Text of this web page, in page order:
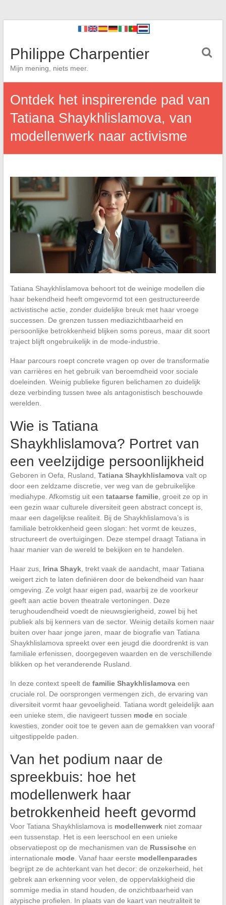
Philippe Charpentier
Mijn mening, niets meer.
Ontdek het inspirerende pad van
Tatiana Shaykhlislamova, van
modellenwerk naar activisme
Tatiana Shaykhlislamova behoort tot de weinige modellen die
haar bekendheid heeft omgevormd tot een gestructureerde
activistische actie, zonder duidelijke breuk met haar vroege
successen. De grenzen tussen mediazichtbaarheid en
persoonlijke betrokkenheid blijken soms poreus, maar dit soort
traject blijft ongebruikelijk in de mode-industrie.
Haar parcours roept concrete vragen op over de transformatie
van carrières en het gebruik van beroemdheid voor sociale
doeleinden. Weinig publieke figuren belichamen zo duidelijk
deze verbinding tussen twee als antagonistisch beschouwde
werelden.
Wie is Tatiana
Shaykhlislamova? Portret van
een veelzijdige persoonlijkheid
Geboren in Oefa, Rusland, Tatiana Shaykhlislamovavalt op
door een zeldzame discretie, ver weg van de gebruikelijke
mediahype. Afkomstig uit een tataarse familie, groeit ze op in
een gezin waar culturele diversiteit geen abstract concept is,
maar een dagelijkse realiteit. Bij de Shaykhlislamova’s is
familiale betrokkenheid geen slogan: het vormt de keuzes,
structureert de overtuigingen. Deze stempel draagt Tatiana in
haar manier van de wereld te bekijken en te handelen.
Haar zus, Irina Shayk, trekt vaak de aandacht, maar Tatiana
weigert zich te laten definiëren door de bekendheid van haar
omgeving. Ze volgt haar eigen pad, waarbij ze de voorkeur
geeft aan actie boven theatrale vertoningen. Deze
terughoudendheid voedt de nieuwsgierigheid, zowel bij het
publiek als bij kenners van de sector. Weinig details komen naar
buiten over haar jonge jaren, maar de biografie van Tatiana
Shaykhlislamova spreekt over een jeugd die doordrenkt is van
familiale erfenissen, doorgegeven waarden en de verschillende
blikken op het veranderende Rusland.
In deze context speelt de familie Shaykhlislamovaeen
cruciale rol. De oorsprongen vermengen zich, de ervaring van
diversiteit vormt haar gevoeligheid. Tatiana wordt geleidelijk aan
een unieke stem, die navigeert tussen modeen sociale
kwesties, zonder ooit toe te geven aan de gemakken van vooraf
uitgestippelde paden.
Van het podium naar de
spreekbuis: hoe het
modellenwerk haar
betrokkenheid heeft gevormd
Voor Tatiana Shaykhlislamova is modellenwerkniet zomaar
een tussenstap. Het is een leerschool en een unieke
observatiepost op de mechanismen van de Russischeen
internationale mode. Vanaf haar eerste modellenparades
begrijpt ze de achterkant van het decor: de onzekerheid, het
gebrek aan erkenning voor velen, de oppervlakkigheid die
sommige media in stand houden, de onzichtbaarheid van
atypische profielen. In plaats van de kaart van neutraliteit te